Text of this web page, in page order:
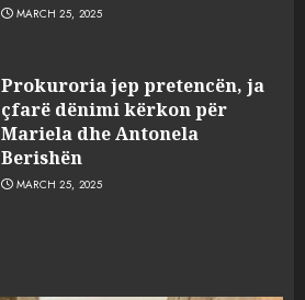
MARCH 25, 2025
Prokuroria jep pretencën, ja
çfarë dënimi kërkon për
Mariela dhe Antonela
Berishën
MARCH 25, 2025